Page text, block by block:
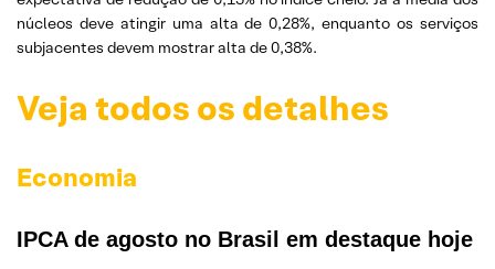
núcleos deve atingir uma alta de 0,28%, enquanto os serviços
subjacentes devem mostrar alta de 0,38%.
Veja todos os detalhes
Economia
IPCA de agosto no Brasil em destaque hoje